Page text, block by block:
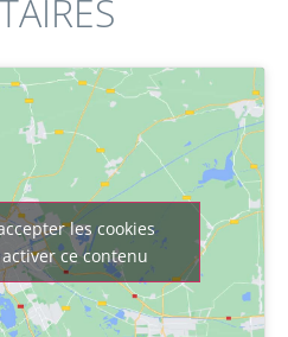
les cookies
ce contenu